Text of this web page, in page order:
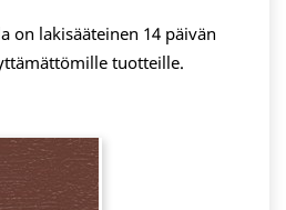
on lakisääteinen 14 päivän
tuotteille.